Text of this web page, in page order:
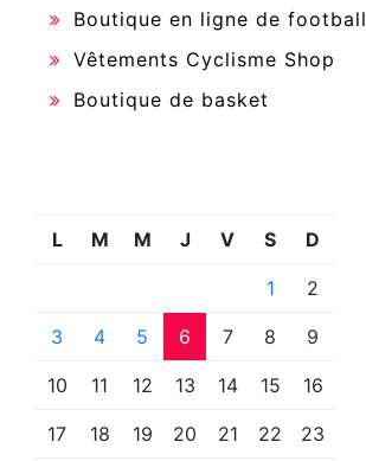
Boutique en ligne de football
Vêtements Cyclisme Shop
Boutique de basket
L M M J V S D
1 2
3 4 5 6 7 8 9
10 11 12 13 14 15 16
17 18 19 20 21 22 23